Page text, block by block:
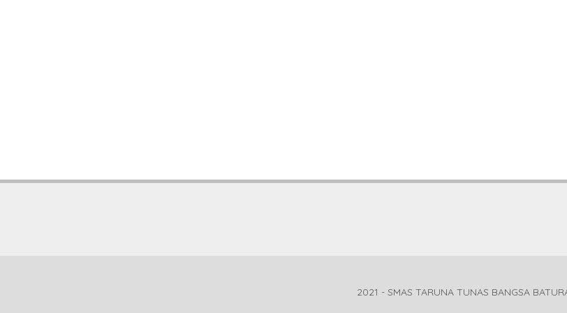
2021 - SMAS TARUNA TUNAS BANGSA